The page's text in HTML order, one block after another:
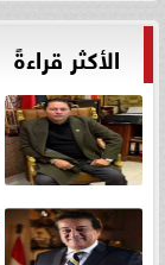
الأكثر قراءةً